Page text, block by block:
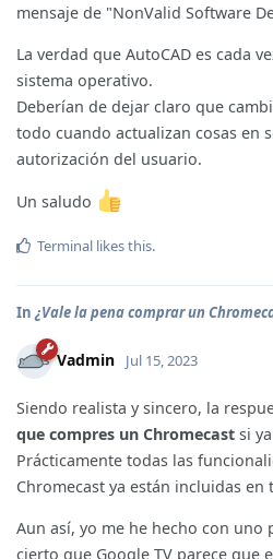
mensaje de "NonValid Software
La verdad que AutoCAD es cada
sistema operativo.
Deberían de dejar claro que
todo cuando actualizan cosas en
autorización del usuario.
Un saludo
Terminal likes this.
In ¿Vale la pena comprar un
Vadmin Jul 15, 2023
Siendo realista y sincero, la
que compres un Chromecast si
Prácticamente todas las
Chromecast ya están incluidas en
Aun así, yo me he hecho con uno
cierto que Google TV parece que